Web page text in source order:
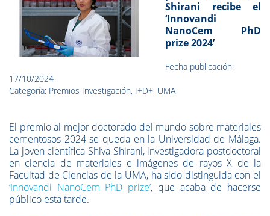
Shirani recibe el
‘Innovandi
NanoCem PhD
prize 2024’
Fecha publicación:
17/10/2024
Categoría: Premios Investigación, I+D+i UMA
El premio al mejor doctorado del mundo sobre materiales
cementosos 2024 se queda en la Universidad de Málaga.
La joven científica Shiva Shirani, investigadora postdoctoral
en ciencia de materiales e imágenes de rayos X de la
Facultad de Ciencias de la UMA, ha sido distinguida con el
‘Innovandi NanoCem PhD prize’, que acaba de hacerse
público esta tarde.